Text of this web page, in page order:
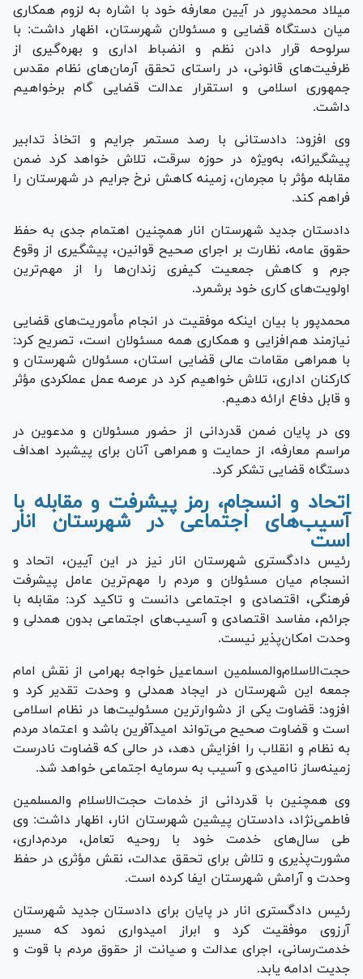
میلاد محمدپور در آیین معارفه خود با اشاره به لزوم همکاری
میان دستگاه قضایی و مسئولان شهرستان، اظهار داشت: با
سرلوحه قرار دادن نظم و انضباط اداری و بهره‌گیری از
ظرفیت‌های قانونی، در راستای تحقق آرمان‌های نظام مقدس
جمهوری اسلامی و استقرار عدالت قضایی گام برخواهیم
داشت.
وی افزود: دادستانی با رصد مستمر جرایم و اتخاذ تدابیر
پیشگیرانه، به‌ویژه در حوزه سرقت، تلاش خواهد کرد ضمن
مقابله مؤثر با مجرمان، زمینه کاهش نرخ جرایم در شهرستان را
فراهم کند.
دادستان جدید شهرستان انار همچنین اهتمام جدی به حفظ
حقوق عامه، نظارت بر اجرای صحیح قوانین، پیشگیری از وقوع
جرم و کاهش جمعیت کیفری زندان‌ها را از مهم‌ترین
اولویت‌های کاری خود برشمرد.
محمدپور با بیان اینکه موفقیت در انجام مأموریت‌های قضایی
نیازمند هم‌افزایی و همکاری همه مسئولان است، تصریح کرد:
با همراهی مقامات عالی قضایی استان، مسئولان شهرستان و
کارکنان اداری، تلاش خواهیم کرد در عرصه عمل عملکردی مؤثر
و قابل دفاع ارائه دهیم.
وی در پایان ضمن قدردانی از حضور مسئولان و مدعوین در
مراسم معارفه، از حمایت و همراهی آنان برای پیشبرد اهداف
دستگاه قضایی تشکر کرد.
اتحاد و انسجام، رمز پیشرفت و مقابله با
آسیب‌های اجتماعی در شهرستان انار
است
رئیس دادگستری شهرستان انار نیز در این آیین، اتحاد و
انسجام میان مسئولان و مردم را مهم‌ترین عامل پیشرفت
فرهنگی، اقتصادی و اجتماعی دانست و تاکید کرد: مقابله با
جرائم، مفاسد اقتصادی و آسیب‌های اجتماعی بدون همدلی و
وحدت امکان‌پذیر نیست.
حجت‌الاسلام‌والمسلمین اسماعیل خواجه بهرامی از نقش امام
جمعه این شهرستان در ایجاد همدلی و وحدت تقدیر کرد و
افزود: قضاوت یکی از دشوارترین مسئولیت‌ها در نظام اسلامی
است و قضاوت صحیح می‌تواند امیدآفرین باشد و اعتماد مردم
به نظام و انقلاب را افزایش دهد، در حالی که قضاوت نادرست
زمینه‌ساز ناامیدی و آسیب به سرمایه اجتماعی خواهد شد.
وی همچنین با قدردانی از خدمات حجت‌الاسلام والمسلمین
فاطمی‌نژاد، دادستان پیشین شهرستان انار، اظهار داشت: وی
طی سال‌های خدمت خود با روحیه تعامل، مردم‌داری،
مشورت‌پذیری و تلاش برای تحقق عدالت، نقش مؤثری در حفظ
وحدت و آرامش شهرستان ایفا کرده است.
رئیس دادگستری انار در پایان برای دادستان جدید شهرستان
آرزوی موفقیت کرد و ابراز امیدواری نمود که مسیر
خدمت‌رسانی، اجرای عدالت و صیانت از حقوق مردم با قوت و
جدیت ادامه یابد.